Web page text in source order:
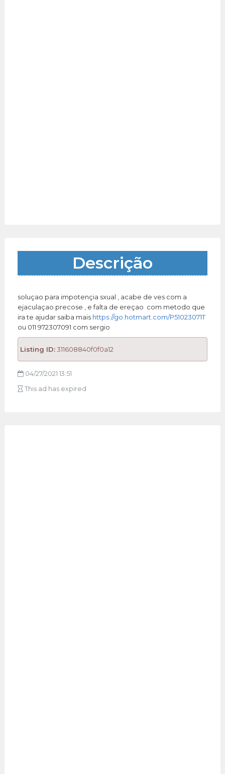
Descrição
soluçao para impotençia sxual , acabe de ves com a
ejaculaçao precose , e falta de ereçao com metodo que
ira te ajudar saiba mais https://go.hotmart.com/P51023071T
ou 011 972307091 com sergio
Listing ID:311608840f0f0a12
04/27/2021 13:51
This ad has expired